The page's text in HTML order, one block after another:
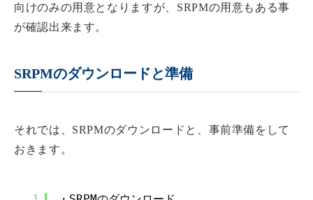
向けのみの用意となりますが、SRPMの用意もある事
が確認出来ます。
SRPMのダウンロードと準備
それでは、SRPMのダウンロードと、事前準備をして
おきます。